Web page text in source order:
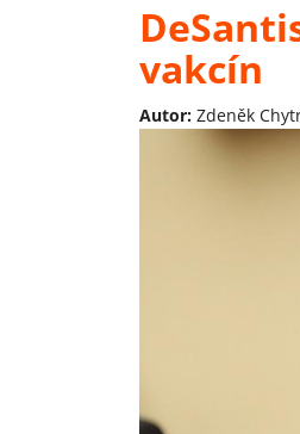
vakcín
Autor: Zdeněk